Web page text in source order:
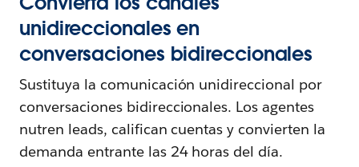
unidireccionales en
conversaciones bidireccionales
Sustituya la comunicación unidireccional por
conversaciones bidireccionales. Los agentes
nutren leads, califican cuentas y convierten la
demanda entrante las 24 horas del día.